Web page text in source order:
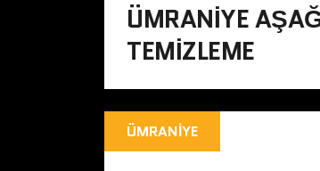
ÜMRANIYE
TEMIZLEME
ÜMRANIYE